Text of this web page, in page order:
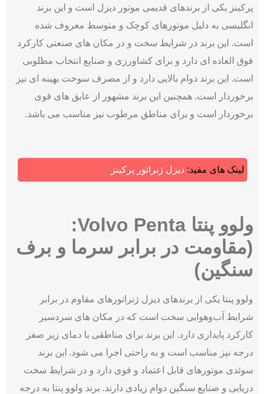
پرکینز یکی از برندهای قدیمی موتور دیزل است و این برند
انگلیسی به دلیل موتورهای کوچک و متوسط معروف شده
است. این برند در شرایط سخت و در مکان های صنعتی کارکرد
فوق العاده ای دارد و برای کشاورزی و صنایع انتخاب مطلوبی
است. این برند دوام بالایی دارد و از مصرف سوخت بهینه ای نیز
برخوردار است. همچنین این برند مشهور از عایق های قوی
برخوردار است و برای مناطق مرطوب نیز مناسب می باشد.
لینک های مفید: دیزل ژنراتور پرکینز
ولوو پنتا Volvo Penta:
(مقاومت در برابر سرما و برف
سنگین)
ولوو پنتا یکی از برندهای دیزل ژنراتورهای مقاوم در برابر
شرایط آب‌وهوایی سخت است که در مکان های سردسیر
کارکرد پایداری دارد. این برند برای مناطقی با دمای زیر صفر
درجه نیز مناسب است و به راحتی اجرا می شود. این برند
سوئدی موتورهای قابل اعتماد و قوی دارد و در شرایط سخت
دریایی و صنایع سنگین دوام زیادی دارند. برند ولوو پنتا به درجه